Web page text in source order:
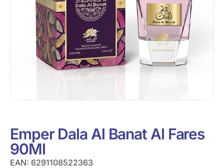
Emper Dala Al Banat Al Fares
90Ml
EAN: 6291108522363